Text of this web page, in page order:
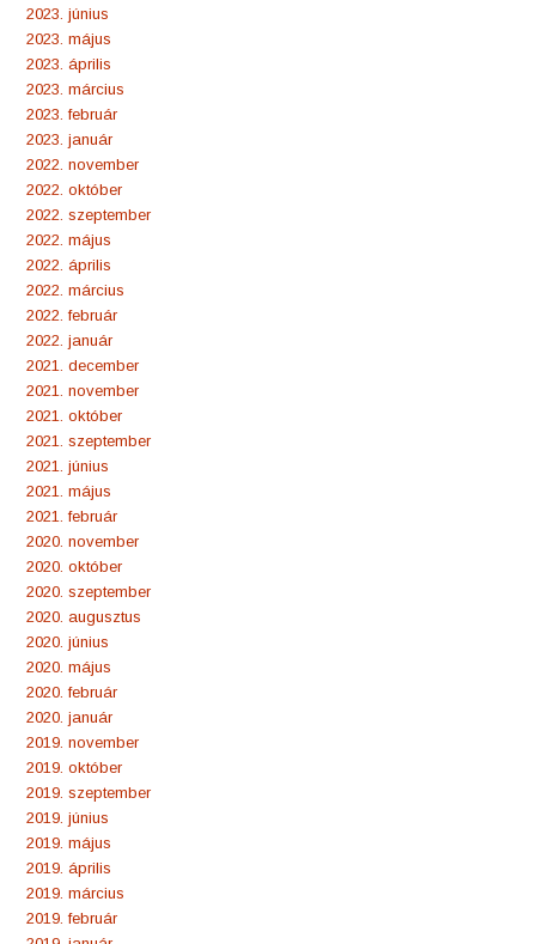
2023. június
2023. május
2023. április
2023. március
2023. február
2023. január
2022. november
2022. október
2022. szeptember
2022. május
2022. április
2022. március
2022. február
2022. január
2021. december
2021. november
2021. október
2021. szeptember
2021. június
2021. május
2021. február
2020. november
2020. október
2020. szeptember
2020. augusztus
2020. június
2020. május
2020. február
2020. január
2019. november
2019. október
2019. szeptember
2019. június
2019. május
2019. április
2019. március
2019. február